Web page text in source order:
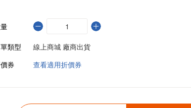
類型
線上商城 廠商出貨
券
查看適用折價券